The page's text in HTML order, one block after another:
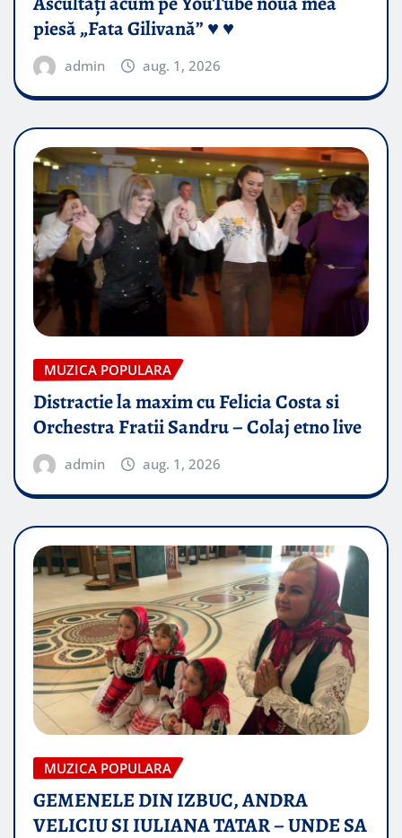
piesă „Fata Gilivană” ♥️ ♥️
admin aug. 1, 2026
MUZICA POPULARA
Distractie la maxim cu Felicia Costa si
Orchestra Fratii Sandru – Colaj etno live
admin aug. 1, 2026
MUZICA POPULARA
GEMENELE DIN IZBUC, ANDRA
VELICIU SI IULIANA TATAR – UNDE SA